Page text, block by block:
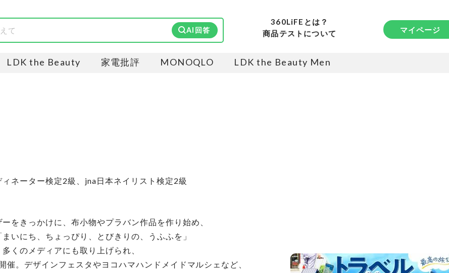
AI回答
360LiFEとは？
商品テストについて
マイページ
LDK the Beauty 家電批評 MONOQLO LDK the Beauty Men
ネーター検定2級、jna日本ネイリスト検定2級
をきっかけに、布小物やプラバン作品を作り始め、
いにち、ちょっぴり、とびきりの、うふふを」
くのメディアにも取り上げられ、
催。デザインフェスタやヨコハマハンドメイドマルシェなど、